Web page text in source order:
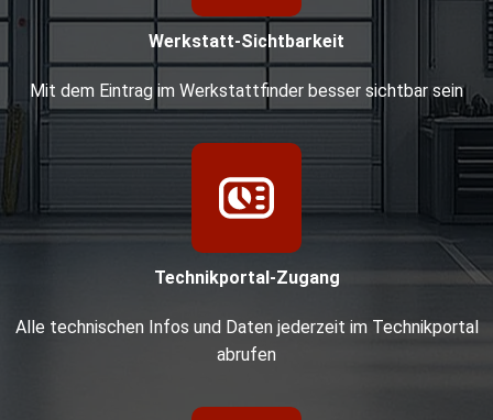
Werkstatt-Sichtbarkeit
Mit dem Eintrag im Werkstattfinder besser sichtbar sein
Technikportal-Zugang
Alle technischen Infos und Daten jederzeit im Technikportal
abrufen